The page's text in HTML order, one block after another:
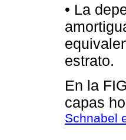
• La
estrato.
En la
capas
Schnabel